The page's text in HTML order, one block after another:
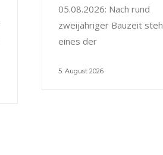
05.08.2026: Nach rund
zweijähriger Bauzeit
eines der
5. August 2026